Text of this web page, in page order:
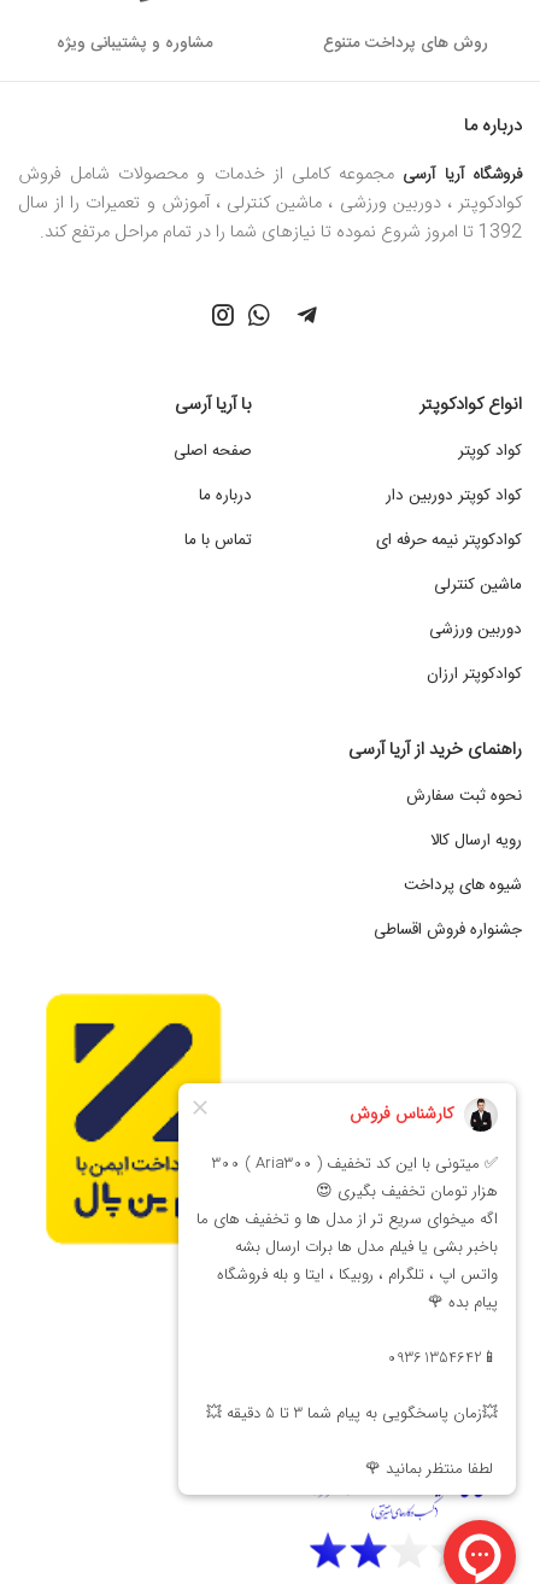
روش های پرداخت متنوع مشاوره و پشتیبانی ویژه
درباره ما
فروشگاه آریا آرسی مجموعه کاملی از خدمات و محصولات شامل فروش
کوادکوپتر ، دوربین ورزشی ، ماشین کنترلی ، آموزش و تعمیرات را از سال
1392 تا امروز شروع نموده تا نیازهای شما را در تمام مراحل مرتفع کند.
انواع کوادکوپتر
کواد کوپتر
کواد کوپتر دوربین دار
کوادکوپتر نیمه حرفه ای
ماشین کنترلی
دوربین ورزشی
کوادکوپتر ارزان
با آریا آرسی
صفحه اصلی
درباره ما
تماس با ما
راهنمای خرید از آریا آرسی
نحوه ثبت سفارش
رویه ارسال کالا
شیوه های پرداخت
جشنواره فروش اقساطی